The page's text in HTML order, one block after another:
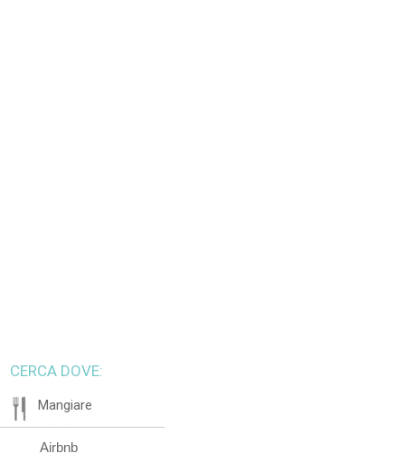
CERCA DOVE:
Mangiare
Airbnb